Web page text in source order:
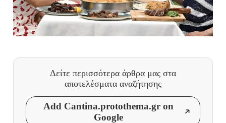
Δείτε περισσότερα άρθρα μας στα
αποτελέσματα αναζήτησης
Add Cantina.protothema.gr on
Google